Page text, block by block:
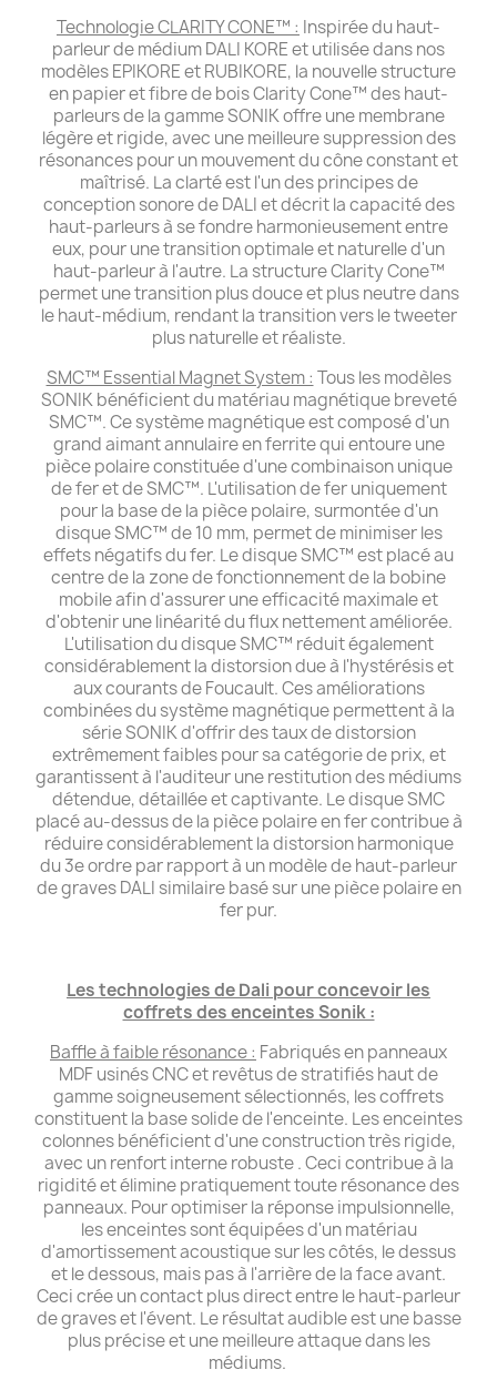
Technologie CLARITY CONE™ : Inspirée du haut-
parleur de médium DALI KORE et utilisée dans nos
modèles EPIKORE et RUBIKORE, la nouvelle structure
en papier et fibre de bois Clarity Cone™ des haut-
parleurs de la gamme SONIK offre une membrane
légère et rigide, avec une meilleure suppression des
résonances pour un mouvement du cône constant et
maîtrisé. La clarté est l'un des principes de
conception sonore de DALI et décrit la capacité des
haut-parleurs à se fondre harmonieusement entre
eux, pour une transition optimale et naturelle d'un
haut-parleur à l'autre. La structure Clarity Cone™
permet une transition plus douce et plus neutre dans
le haut-médium, rendant la transition vers le tweeter
plus naturelle et réaliste.
SMC™ Essential Magnet System : Tous les modèles
SONIK bénéficient du matériau magnétique breveté
SMC™. Ce système magnétique est composé d'un
grand aimant annulaire en ferrite qui entoure une
pièce polaire constituée d'une combinaison unique
de fer et de SMC™. L'utilisation de fer uniquement
pour la base de la pièce polaire, surmontée d'un
disque SMC™ de 10 mm, permet de minimiser les
effets négatifs du fer. Le disque SMC™ est placé au
centre de la zone de fonctionnement de la bobine
mobile afin d'assurer une efficacité maximale et
d'obtenir une linéarité du flux nettement améliorée.
L'utilisation du disque SMC™ réduit également
considérablement la distorsion due à l'hystérésis et
aux courants de Foucault. Ces améliorations
combinées du système magnétique permettent à la
série SONIK d'offrir des taux de distorsion
extrêmement faibles pour sa catégorie de prix, et
garantissent à l'auditeur une restitution des médiums
détendue, détaillée et captivante. Le disque SMC
placé au-dessus de la pièce polaire en fer contribue à
réduire considérablement la distorsion harmonique
du 3e ordre par rapport à un modèle de haut-parleur
de graves DALI similaire basé sur une pièce polaire en
fer pur.
Les technologies de Dali pour concevoir les
coffrets des enceintes Sonik :
Baffle à faible résonance : Fabriqués en panneaux
MDF usinés CNC et revêtus de stratifiés haut de
gamme soigneusement sélectionnés, les coffrets
constituent la base solide de l'enceinte. Les enceintes
colonnes bénéficient d'une construction très rigide,
avec un renfort interne robuste . Ceci contribue à la
rigidité et élimine pratiquement toute résonance des
panneaux. Pour optimiser la réponse impulsionnelle,
les enceintes sont équipées d'un matériau
d'amortissement acoustique sur les côtés, le dessus
et le dessous, mais pas à l'arrière de la face avant.
Ceci crée un contact plus direct entre le haut-parleur
de graves et l'évent. Le résultat audible est une basse
plus précise et une meilleure attaque dans les
médiums.